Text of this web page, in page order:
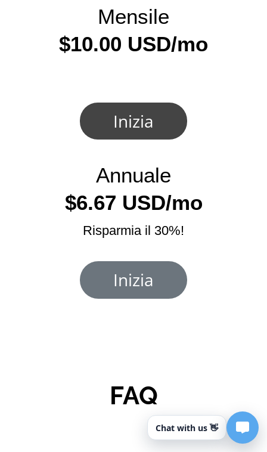
Mensile
$10.00 USD/mo
Inizia
Annuale
$6.67 USD/mo
Risparmia il 30%!
Inizia
FAQ
Chat with us 👋